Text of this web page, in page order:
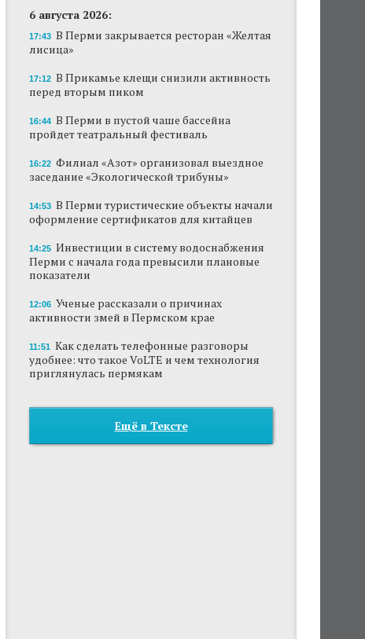
6 августа 2026:
17:43 В Перми закрывается ресторан «Желтая
лисица»
17:12 В Прикамье клещи снизили активность
перед вторым пиком
16:44 В Перми в пустой чаше бассейна
пройдет театральный фестиваль
16:22 Филиал «Азот» организовал выездное
заседание «Экологической трибуны»
14:53 В Перми туристические объекты начали
оформление сертификатов для китайцев
14:25 Инвестиции в систему водоснабжения
Перми с начала года превысили плановые
показатели
12:06 Ученые рассказали о причинах
активности змей в Пермском крае
11:51 Как сделать телефонные разговоры
удобнее: что такое VoLTE и чем технология
приглянулась пермякам
Ещё в Тексте